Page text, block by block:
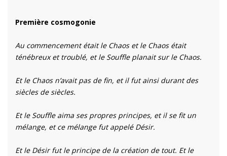
Première cosmogonie
Au commencement était le Chaos et le Chaos était
ténébreux et troublé, et le Souffle planait sur le Chaos.
Et le Chaos n’avait pas de fin, et il fut ainsi durant des
siècles de siècles.
Et le Souffle aima ses propres principes, et il se fit un
mélange, et ce mélange fut appelé Désir.
Et le Désir fut le principe de la création de tout. Et le